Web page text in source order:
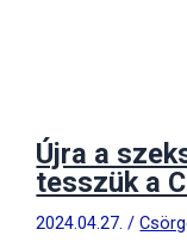
Gemenc
Nagydíj!
Újra a
tesszük a
2024.04.27./